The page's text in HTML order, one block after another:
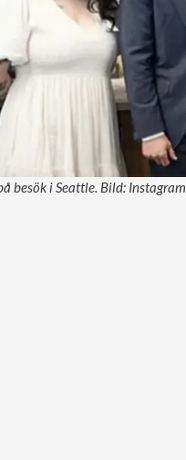
besök i Seattle. Bild: Instagram